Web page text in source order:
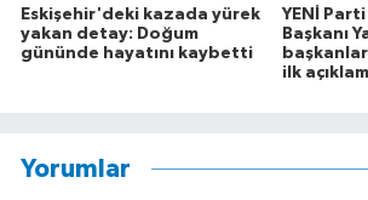
Eskişehir'deki kazada yürek
yakan detay: Doğum
gününde hayatını kaybetti
YENİ Parti
Başkanı
ilk
Yorumlar